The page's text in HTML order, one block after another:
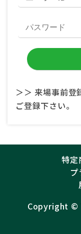
＞＞ 来場事前登
ご登録下さい。
特定
Copyright ©︎